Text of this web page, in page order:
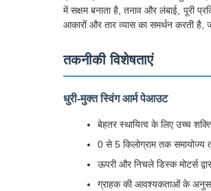
में सक्षम बनाता है, तनाव और लंबाई, पूरी
आकारों और तार व्यास का समर्थन करती है,
तकनीकी विशेषताएं
धुरी-मुक्त स्विंग आर्म पेआउट
बेहतर स्थायित्व के लिए उच्च
0 से 5 किलोग्राम तक समायोज्य
ऊपरी और निचले डिस्क मोटर्स
ग्राहक की आवश्यकताओं के